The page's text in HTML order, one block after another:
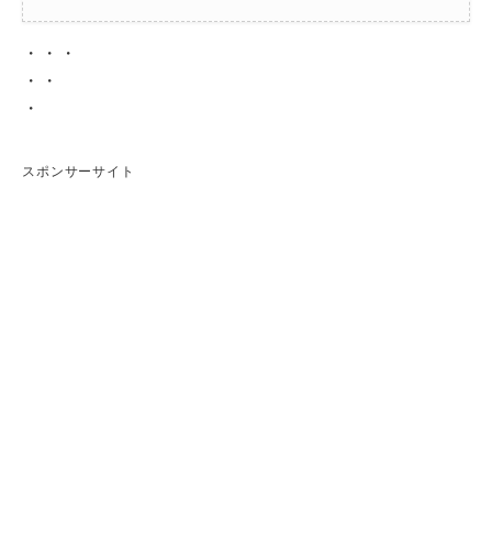
・・・
・・
・
スポンサーサイト